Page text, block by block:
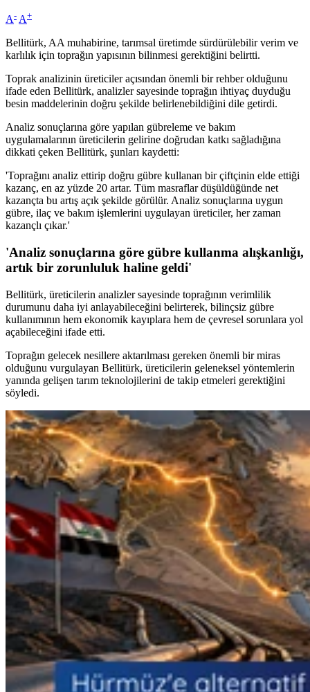
A- A+
Bellitürk, AA muhabirine, tarımsal üretimde sürdürülebilir verim ve
karlılık için toprağın yapısının bilinmesi gerektiğini belirtti.
Toprak analizinin üreticiler açısından önemli bir rehber olduğunu
ifade eden Bellitürk, analizler sayesinde toprağın ihtiyaç duyduğu
besin maddelerinin doğru şekilde belirlenebildiğini dile getirdi.
Analiz sonuçlarına göre yapılan gübreleme ve bakım
uygulamalarının üreticilerin gelirine doğrudan katkı sağladığına
dikkati çeken Bellitürk, şunları kaydetti:
'Toprağını analiz ettirip doğru gübre kullanan bir çiftçinin elde ettiği
kazanç, en az yüzde 20 artar. Tüm masraflar düşüldüğünde net
kazançta bu artış açık şekilde görülür. Analiz sonuçlarına uygun
gübre, ilaç ve bakım işlemlerini uygulayan üreticiler, her zaman
kazançlı çıkar.'
'Analiz sonuçlarına göre gübre kullanma alışkanlığı,
artık bir zorunluluk haline geldi'
Bellitürk, üreticilerin analizler sayesinde toprağının verimlilik
durumunu daha iyi anlayabileceğini belirterek, bilinçsiz gübre
kullanımının hem ekonomik kayıplara hem de çevresel sorunlara yol
açabileceğini ifade etti.
Toprağın gelecek nesillere aktarılması gereken önemli bir miras
olduğunu vurgulayan Bellitürk, üreticilerin geleneksel yöntemlerin
yanında gelişen tarım teknolojilerini de takip etmeleri gerektiğini
söyledi.